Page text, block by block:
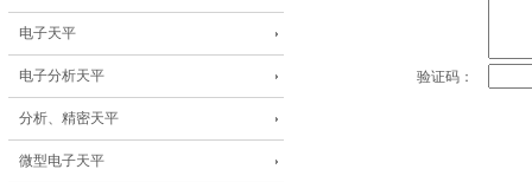
电子天平
电子分析天平
分析、精密天平
微型电子天平
验证码：